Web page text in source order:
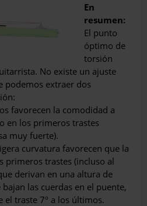
En
resumen:
El punto
óptimo de
torsión
No existe un ajuste
podemos extraer dos
favorecen la comodidad a
en los primeros trastes
muy fuerte).
curvatura favorecen que la
primeros trastes (incluso al
derivan en una altura de
las cuerdas en el puente,
el traste 7º a los últimos.